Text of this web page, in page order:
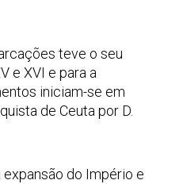
teve o seu
e XVI e para a
iniciam-se em
de Ceuta por D.
do Império e